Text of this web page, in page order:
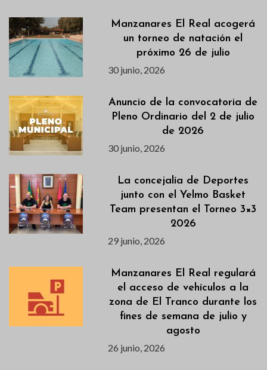
Manzanares El Real acogerá
un torneo de natación el
próximo 26 de julio
30 junio, 2026
Anuncio de la convocatoria de
Pleno Ordinario del 2 de julio
de 2026
30 junio, 2026
La concejalía de Deportes
junto con el Yelmo Basket
Team presentan el Torneo 3×3
2026
29 junio, 2026
Manzanares El Real regulará
el acceso de vehículos a la
zona de El Tranco durante los
fines de semana de julio y
agosto
26 junio, 2026